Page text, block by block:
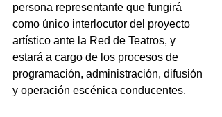
persona representante que fungirá
como único interlocutor del proyecto
artístico ante la Red de Teatros, y
estará a cargo de los procesos de
programación, administración, difusión
y operación escénica conducentes.